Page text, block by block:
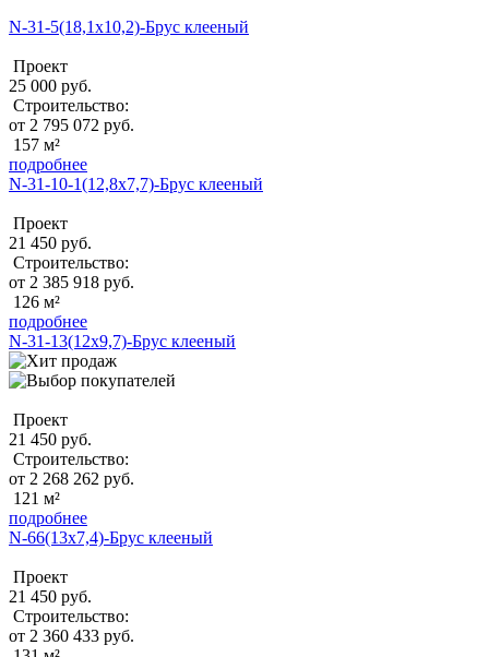
N-31-5(18,1х10,2)-Брус клееный
Проект
25 000 руб.
Строительство:
от 2 795 072 руб.
157 м²
подробнее
N-31-10-1(12,8х7,7)-Брус клееный
Проект
21 450 руб.
Строительство:
от 2 385 918 руб.
126 м²
подробнее
N-31-13(12х9,7)-Брус клееный
Проект
21 450 руб.
Строительство:
от 2 268 262 руб.
121 м²
подробнее
N-66(13х7,4)-Брус клееный
Проект
21 450 руб.
Строительство:
от 2 360 433 руб.